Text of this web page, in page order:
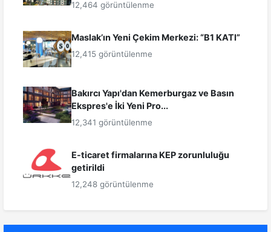
12,464 görüntülenme
Maslak’ın Yeni Çekim Merkezi: “B1 KATI”
12,415 görüntülenme
Bakırcı Yapı'dan Kemerburgaz ve Basın
Ekspres'e İki Yeni Pro...
12,341 görüntülenme
E-ticaret firmalarına KEP zorunluluğu
getirildi
12,248 görüntülenme